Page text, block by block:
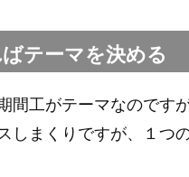
テーマを決める
間工がテーマなのです
しまくりですが、１つ